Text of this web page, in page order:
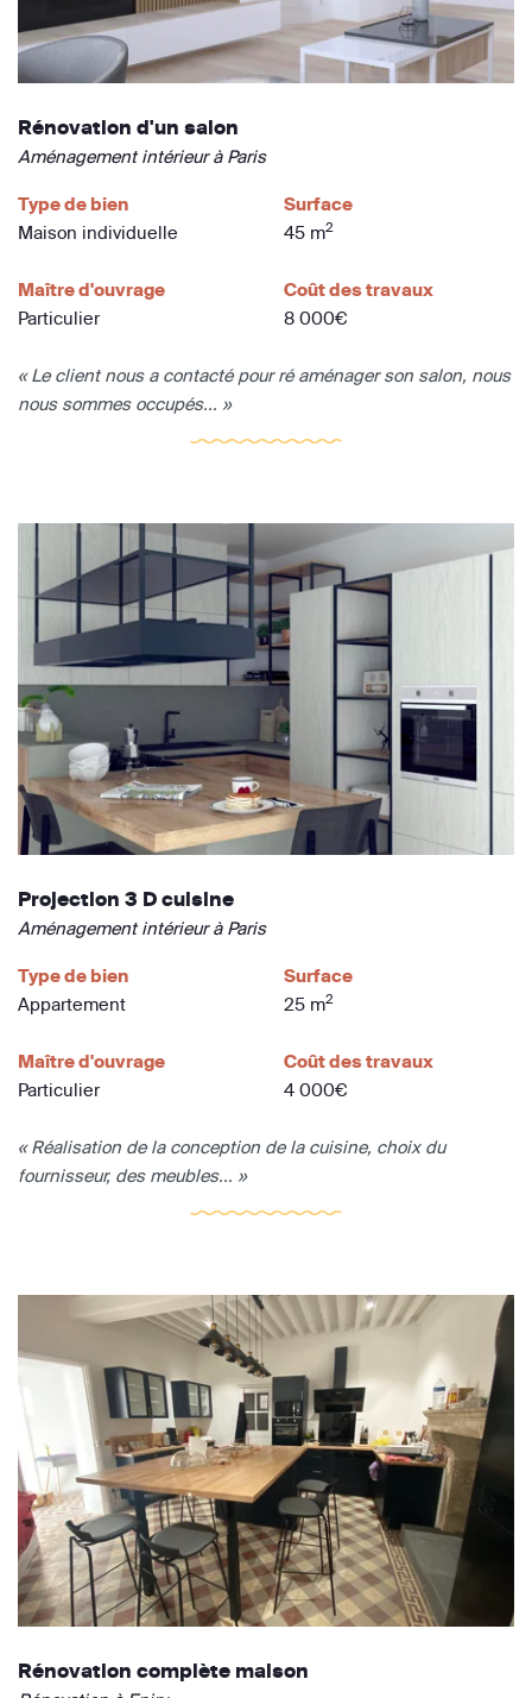
Rénovation d'un salon
Aménagement intérieur à Paris
Type de bien
Maison individuelle
Surface
45 m2
Maître d'ouvrage
Particulier
Coût des travaux
8 000€
« Le client nous a contacté pour ré aménager son salon, nous
nous sommes occupés... »
Projection 3 D cuisine
Aménagement intérieur à Paris
Type de bien
Appartement
Surface
25 m2
Maître d'ouvrage
Particulier
Coût des travaux
4 000€
« Réalisation de la conception de la cuisine, choix du
fournisseur, des meubles... »
Rénovation complète maison